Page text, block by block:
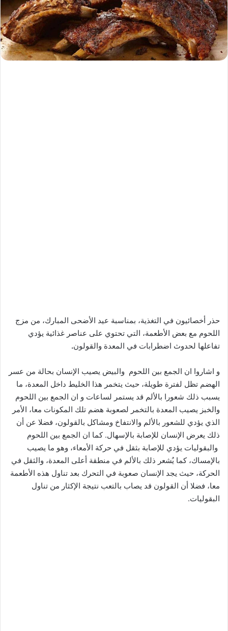
حذر أخصائيون في التغذية، بمناسبة عيد الأضحى المبارك، من مزج
اللحوم مع بعض الأطعمة، التي تحتوي على عناصر غذائية يؤدي
تفاعلها لحدوث اضطرابات في المعدة والقولون.
و اشاروا ان الجمع بين اللحوم والبيض يصيب الإنسان بحالة من عسر
الهضم تظل لفترة طويلة، حيث يتخمر هذا الخليط داخل المعدة، ما
يسبب ذلك شعورا بالألم قد يستمر لساعات و ان الجمع بين اللحوم
والخبز يصيب المعدة بالتخمر لصعوبة هضم تلك المكونات معا، الأمر
الذي يؤدي للشعور بالألم والانتفاخ ومشاكل بالقولون، فضلا عن أن
ذلك يعرض الإنسان للإصابة بالإسهال. كما ان الجمع بين اللحوم
والبقوليات يؤدي للإصابة بثقل في حركة الأمعاء، وهو ما يصيب
بالإمساك، كما يُشعر ذلك بالألم في منطقة أعلى المعدة، والثقل في
الحركة، حيث يجد الإنسان صعوبة في التحرك بعد تناول هذه الأطعمة
معا، فضلا أن القولون قد يصاب بالتعب نتيجة الإكثار من تناول
البقوليات.